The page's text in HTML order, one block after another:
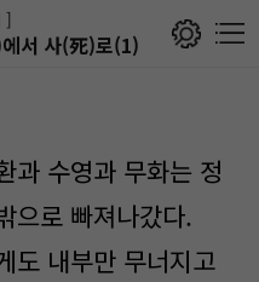
]
서 사(死)로(1)
과 수영과 무화는 정
으로 빠져나갔다.
도 내부만 무너지고